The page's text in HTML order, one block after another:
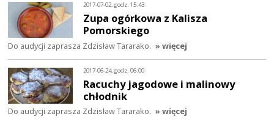
2017-07-02, godz. 15:43
Zupa ogórkowa z Kalisza
Pomorskiego
Do audycji zaprasza Zdzisław Tararako. » więcej
2017-06-24, godz. 06:00
Racuchy jagodowe i malinowy
chłodnik
Do audycji zaprasza Zdzisław Tararako. » więcej